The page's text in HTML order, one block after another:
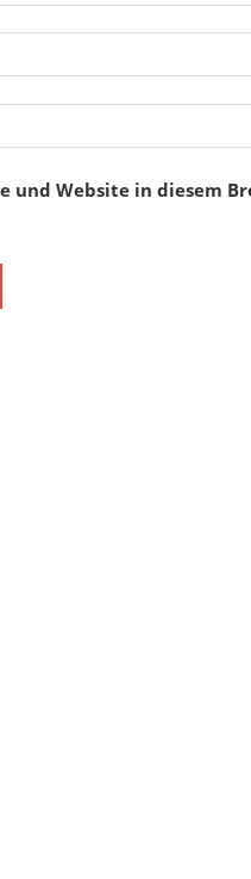
und Website in diesem